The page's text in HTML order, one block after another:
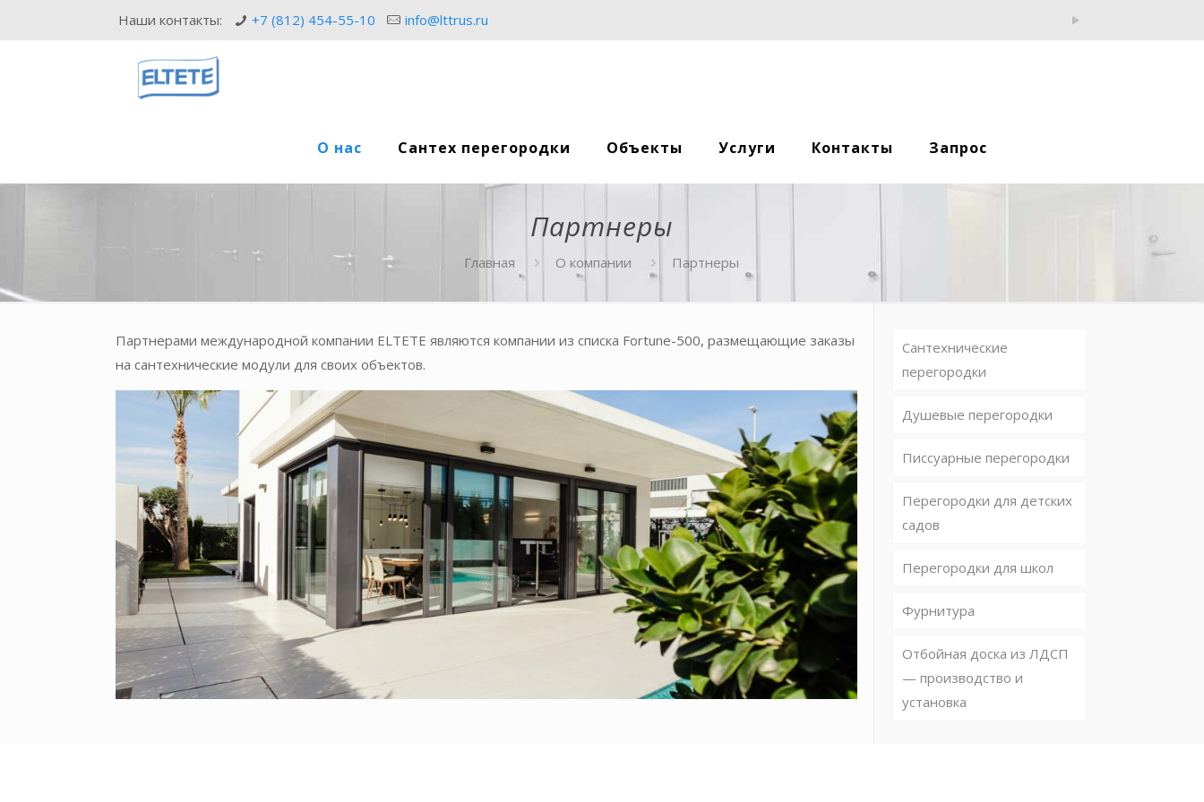
Наши контакты: +7 (812) 454-55-10 info@lttrus.ru
О нас Сантех перегородки Объекты Услуги Контакты Запрос
Партнеры
Главная О компании Партнеры
Партнерами международной компании ELTETE являются компании из списка Fortune-500, размещающие заказы
на сантехнические модули для своих объектов.
Сантехнические
перегородки
Душевые перегородки
Писсуарные перегородки
Перегородки для детских
садов
Перегородки для школ
Фурнитура
Отбойная доска из ЛДСП
— производство и
установка